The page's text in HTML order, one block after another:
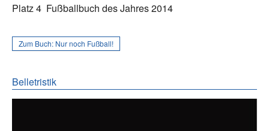
Platz 4 Fußballbuch des Jahres 2014
Zum Buch: Nur noch Fußball!
Belletristik